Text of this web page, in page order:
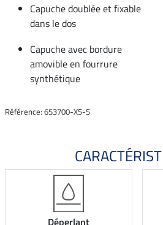
Capuche doublée et fixable
dans le dos
Capuche avec bordure
amovible en fourrure
synthétique
Référence: 653700-XS-S